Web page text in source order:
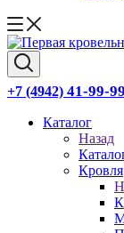
+7 (4942) 41-99-99
Каталог
Назад
Кровля